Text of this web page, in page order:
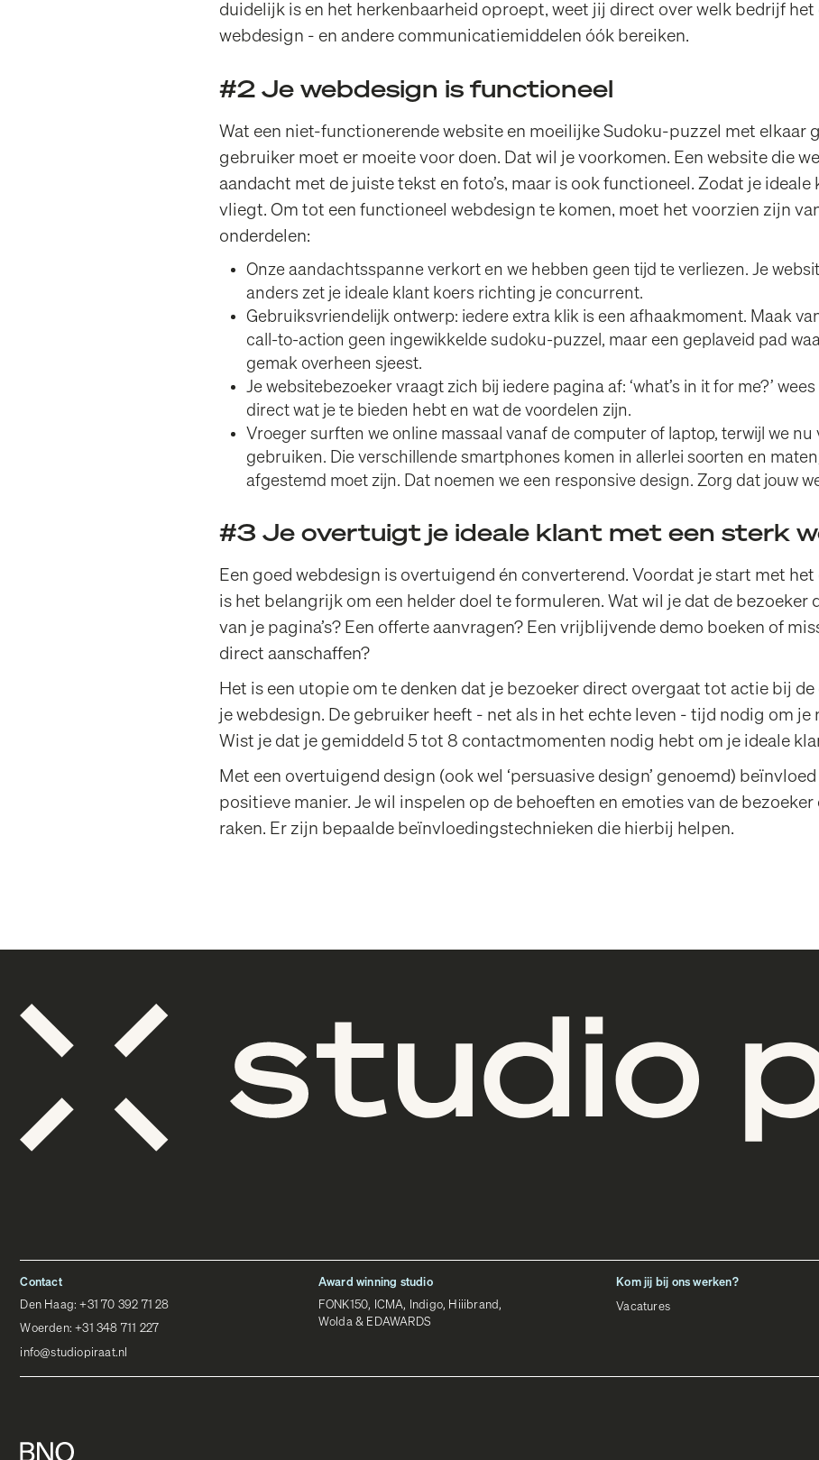
duidelijk is en het herkenbaarheid oproept, weet jij direct over welk bedrijf
webdesign - en andere communicatiemiddelen óók bereiken.
#2 Je webdesign is functioneel
Wat een niet-functionerende website en moeilijke Sudoku-puzzel met elkaar
gebruiker moet er moeite voor doen. Dat wil je voorkomen. Een website die
aandacht met de juiste tekst en foto’s, maar is ook functioneel. Zodat je
vliegt. Om tot een functioneel webdesign te komen, moet het voorzien zijn
onderdelen:
Onze aandachtsspanne verkort en we hebben geen tijd te verliezen. Je
anders zet je ideale klant koers richting je concurrent.
Gebruiksvriendelijk ontwerp: iedere extra klik is een afhaakmoment. Maak
call-to-action geen ingewikkelde sudoku-puzzel, maar een geplaveid pad
gemak overheen sjeest.
Je websitebezoeker vraagt zich bij iedere pagina af: ‘what’s in it for me?’
direct wat je te bieden hebt en wat de voordelen zijn.
Vroeger surften we online massaal vanaf de computer of laptop, terwijl we
gebruiken. Die verschillende smartphones komen in allerlei soorten en
afgestemd moet zijn. Dat noemen we een responsive design. Zorg dat jouw
#3 Je overtuigt je ideale klant met een sterk
Een goed webdesign is overtuigend én converterend. Voordat je start met het
is het belangrijk om een helder doel te formuleren. Wat wil je dat de bezoeker
van je pagina’s? Een offerte aanvragen? Een vrijblijvende demo boeken of
direct aanschaffen?
Het is een utopie om te denken dat je bezoeker direct overgaat tot actie bij
je webdesign. De gebruiker heeft - net als in het echte leven - tijd nodig om je
Wist je dat je gemiddeld 5 tot 8 contactmomenten nodig hebt om je ideale
Met een overtuigend design (ook wel ‘persuasive design’ genoemd)
positieve manier. Je wil inspelen op de behoeften en emoties van de bezoeker
raken. Er zijn bepaalde beïnvloedingstechnieken die hierbij helpen.
Contact
Den Haag:+31 70 392 71 28
Woerden:+31 348 711 227
info@studiopiraat.nl
Award winning studio
FONK150, ICMA, Indigo, Hiiibrand,
Wolda & EDAWARDS
Kom jij bij ons werken?
Vacatures